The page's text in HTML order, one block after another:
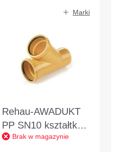
Marki
Rehau-AWADUKT
PP SN10 kształtka
niebieska
Brak w magazynie